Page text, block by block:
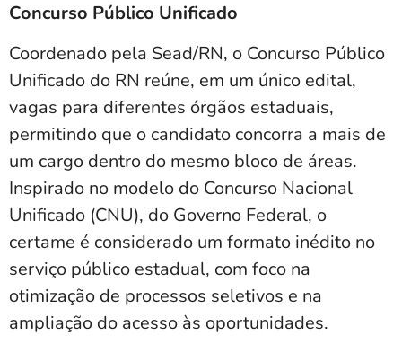
Concurso Público Unificado
Coordenado pela Sead/RN, o Concurso Público
Unificado do RN reúne, em um único edital,
vagas para diferentes órgãos estaduais,
permitindo que o candidato concorra a mais de
um cargo dentro do mesmo bloco de áreas.
Inspirado no modelo do Concurso Nacional
Unificado (CNU), do Governo Federal, o
certame é considerado um formato inédito no
serviço público estadual, com foco na
otimização de processos seletivos e na
ampliação do acesso às oportunidades.